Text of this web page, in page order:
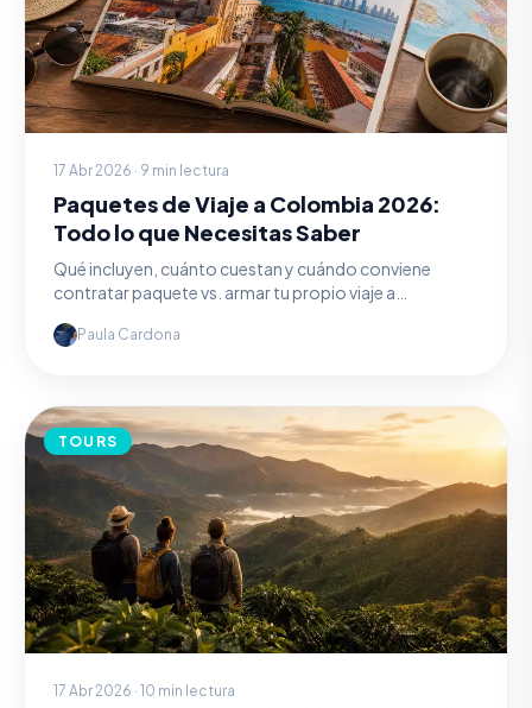
17 Abr 2026 · 9 min lectura
Paquetes de Viaje a Colombia 2026:
Todo lo que Necesitas Saber
Qué incluyen, cuánto cuestan y cuándo conviene
contratar paquete vs. armar tu propio viaje a
Paula Cardona
TOURS
17 Abr 2026 · 10 min lectura